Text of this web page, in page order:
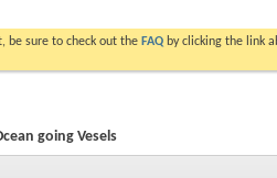
be sure to check out the FAQ by clicking the link
going Vesels